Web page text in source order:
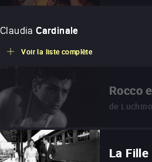
Claudia Cardinale
Voir la liste complète
Rocco
de
La